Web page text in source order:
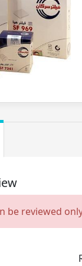
be reviewed